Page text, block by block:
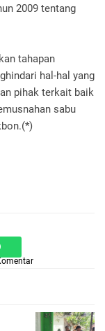
2009 tentang
tahapan
hal-hal yang
pihak terkait baik
sabu